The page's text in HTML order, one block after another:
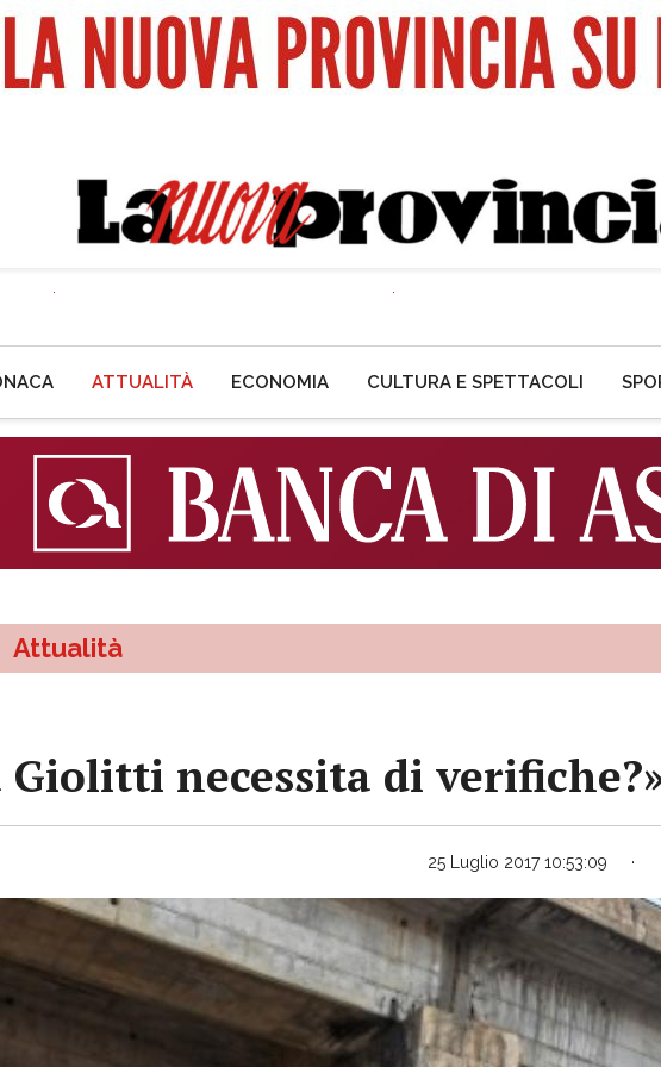
ATTUALITÀ ECONOMIA CULTURA E SPETTACOLI
Attualità
Giolitti necessita di
25 Luglio 2017 10:53:09